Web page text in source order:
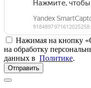
Нажимая на кнопку
на обработку
данных в Политике.
Отправить